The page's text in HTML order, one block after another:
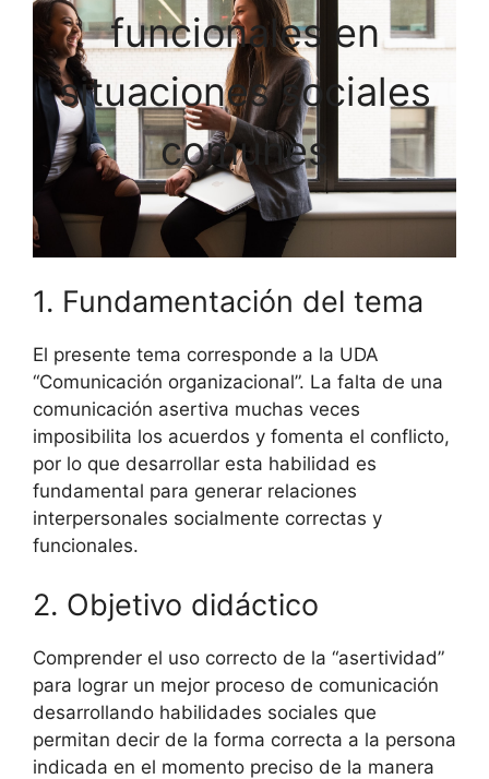
funcionales en
situaciones sociales
comunes
1. Fundamentación del tema
El presente tema corresponde a la UDA
“Comunicación organizacional”. La falta de una
comunicación asertiva muchas veces
imposibilita los acuerdos y fomenta el conflicto,
por lo que desarrollar esta habilidad es
fundamental para generar relaciones
interpersonales socialmente correctas y
funcionales.
2. Objetivo didáctico
Comprender el uso correcto de la “asertividad”
para lograr un mejor proceso de comunicación
desarrollando habilidades sociales que
permitan decir de la forma correcta a la persona
indicada en el momento preciso de la manera